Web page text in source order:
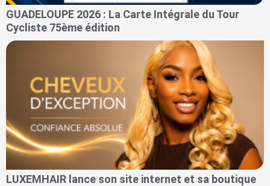
GUADELOUPE 2026 : La Carte Intégrale du Tour
Cycliste 75ème édition
LUXEMHAIR lance son site internet et sa boutique